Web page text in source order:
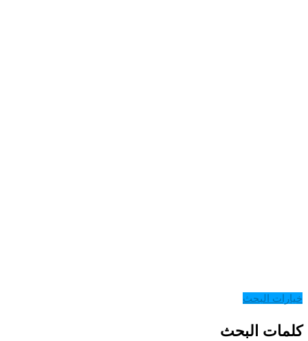
خيارات البحث
كلمات البحث